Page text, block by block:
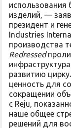
использования
изделий, —
президент и
Industries
производства
Redressed
развитию
ценность для
сокращении
с Reju,
наше общее
решений для